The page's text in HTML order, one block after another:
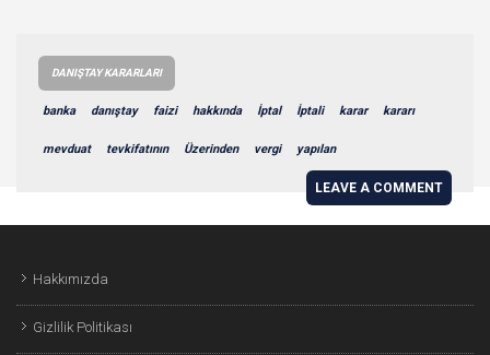
DANIŞTAY KARARLARI
banka danıştay faizi hakkında İptal İptali karar kararı
mevduat tevkifatının Üzerinden vergi yapılan
LEAVE A COMMENT
Hakkımızda
Gizlilik Politikası